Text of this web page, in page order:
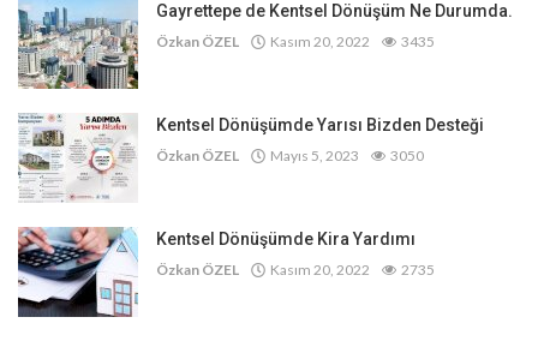
Gayrettepe de Kentsel Dönüşüm Ne Durumda.
Özkan ÖZEL Kasım 20, 2022 3435
Kentsel Dönüşümde Yarısı Bizden Desteği
Özkan ÖZEL Mayıs 5, 2023 3050
Kentsel Dönüşümde Kira Yardımı
Özkan ÖZEL Kasım 20, 2022 2735